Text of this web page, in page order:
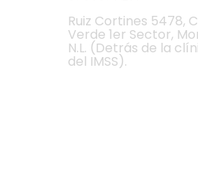
Ruiz Cortines 5478,
Verde 1er Sector,
N.L. (Detrás de la
del IMSS).